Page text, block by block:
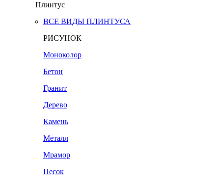
Плинтус
ВСЕ ВИДЫ ПЛИНТУСА
РИСУНОК
Моноколор
Бетон
Гранит
Дерево
Камень
Металл
Мрамор
Песок